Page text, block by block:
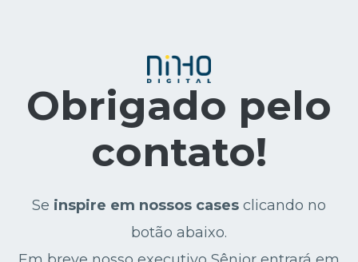
Obrigado pelo
contato!
Se inspire em nossos cases clicando no
botão abaixo.